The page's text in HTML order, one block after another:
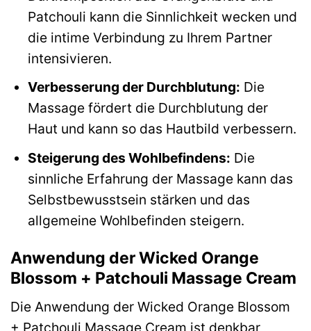
Patchouli kann die Sinnlichkeit wecken und
die intime Verbindung zu Ihrem Partner
intensivieren.
Verbesserung der Durchblutung: Die
Massage fördert die Durchblutung der
Haut und kann so das Hautbild verbessern.
Steigerung des Wohlbefindens: Die
sinnliche Erfahrung der Massage kann das
Selbstbewusstsein stärken und das
allgemeine Wohlbefinden steigern.
Anwendung der Wicked Orange
Blossom + Patchouli Massage Cream
Die Anwendung der Wicked Orange Blossom
+ Patchouli Massage Cream ist denkbar